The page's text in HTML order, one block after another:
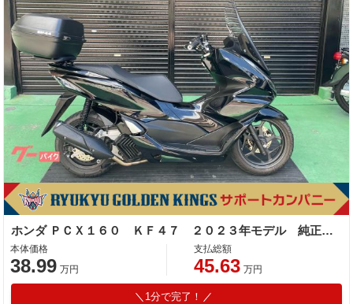
ホンダ ＰＣＸ１６０ ＫＦ４７ ２０２３年モデル 純正ロングスクリーン リアＢＯＸ 社外マフラー
本体価格
38.99 万円
支払総額
45.63 万円
1分で完了！